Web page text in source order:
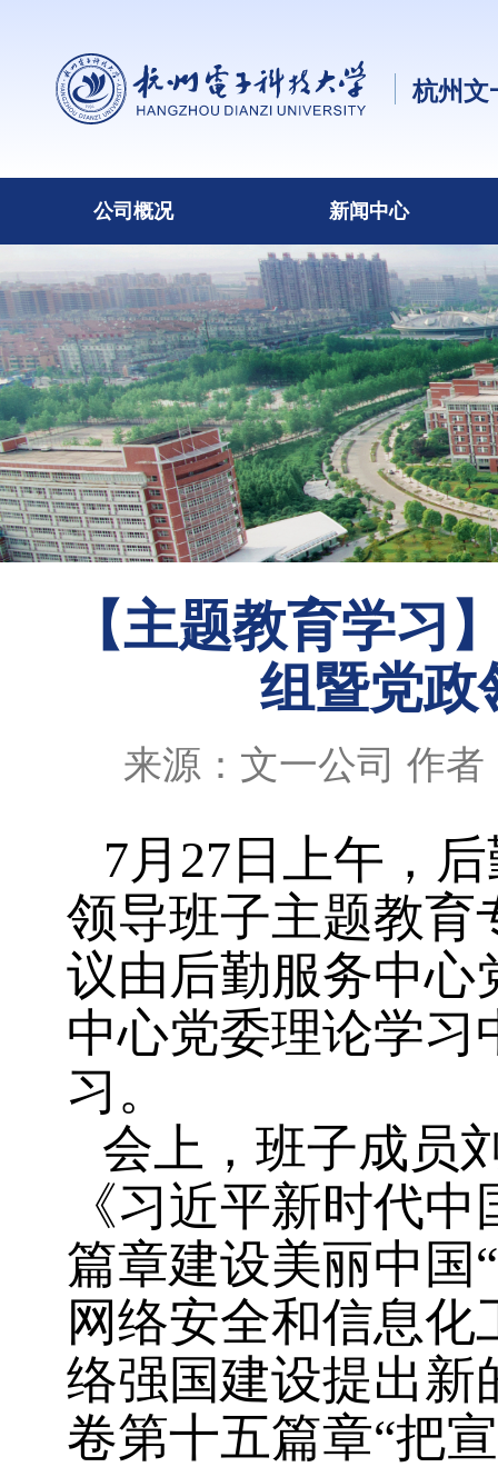
杭州文
公司概况 新闻中心
【主题教育学习
组暨党政
来源：文一公司 作者
7月 27 日上午，
领导班子主题教育
议由后勤服务中心
中心党委理论学习
习。
会上，班子成员
《习近平新时代
篇章建设美丽中国
网络安全和信息
络强国建设提出新
卷第十五篇章“把